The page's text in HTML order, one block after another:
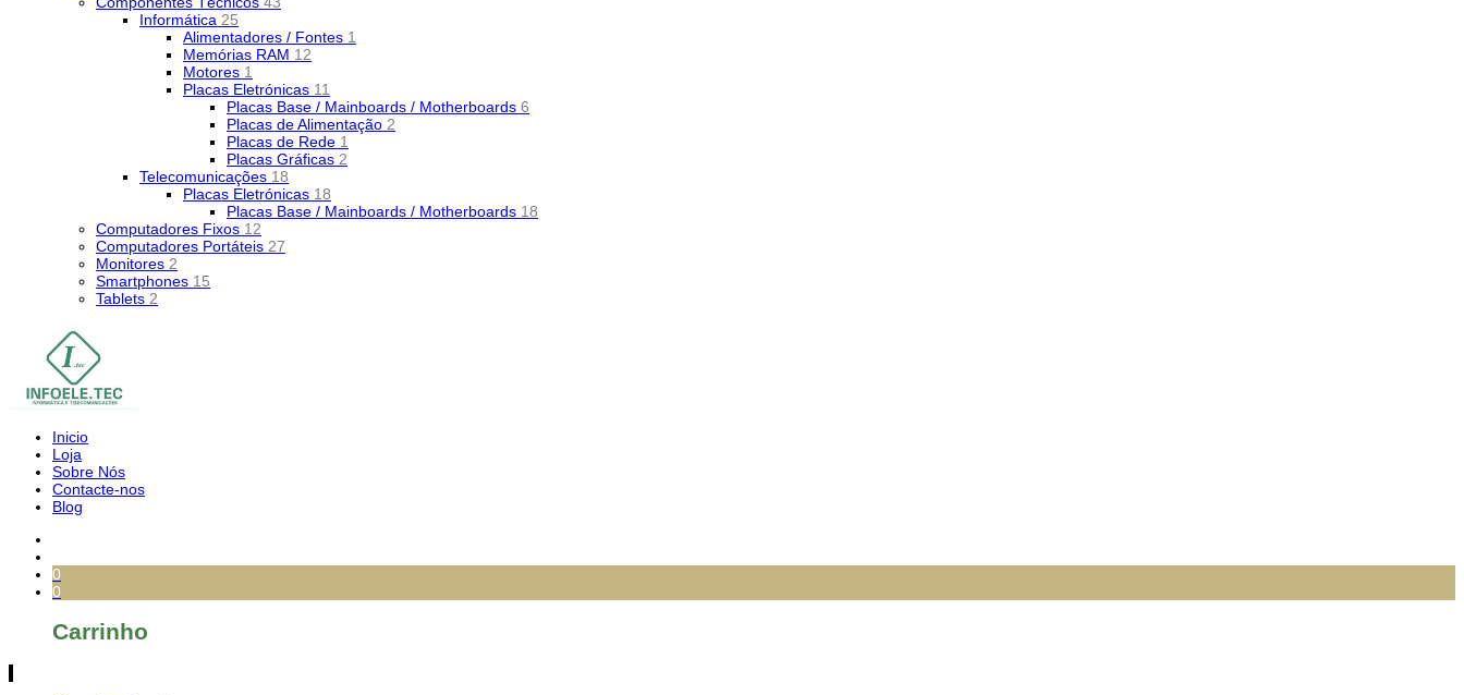
Informática 25
Alimentadores / Fontes 1
Memórias RAM 12
Motores 1
Placas Eletrónicas 11
Placas Base / Mainboards / Motherboards 6
Placas de Alimentação 2
Placas de Rede 1
Placas Gráficas 2
Telecomunicações 18
Placas Eletrónicas 18
Placas Base / Mainboards / Motherboards 18
Computadores Fixos 12
Computadores Portáteis 27
Monitores 2
Smartphones 15
Tablets 2
Inicio
Loja
Sobre Nós
Contacte-nos
Blog
0
0
Carrinho